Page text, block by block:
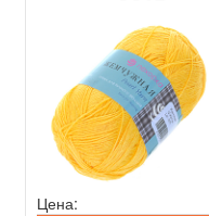
Цена: